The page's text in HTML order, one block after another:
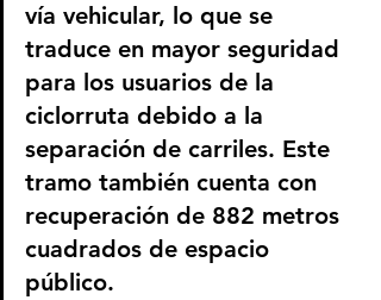
vía vehicular, lo que se
traduce en mayor seguridad
para los usuarios de la
ciclorruta debido a la
separación de carriles. Este
tramo también cuenta con
recuperación de 882 metros
cuadrados de espacio
público.